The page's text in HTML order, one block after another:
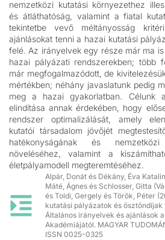
nemzetközi kutatási környezethez
és átláthatóság, valamint a fiatal
tekintetbe vevő méltányosság
ajánlásokat tenni a hazai kutatási
felé. Az irányelvek egy része már ma
hazai pályázati rendszerekben; több
már megfogalmazódott, de
mértékben; néhány javaslatunk pedig
meg a hazai gyakorlatban. Célunk
elindítása annak érdekében, hogy
rendszer optimalizálását, amely
kutatói társadalom jövőjét
hatékonyságának és nemzetközi
növeléséhez, valamint a
életpályamodell megteremtéséhez.
Alpár, Donát és Dékány, Éva
Máté, Ágnes és Schlosser, Gitta
és Toldi, Gergely és Török, Péter
kutatási pályázatok és
Általános irányelvek és ajánlások
Akadémiájától. MAGYAR
ISSN 0025-0325